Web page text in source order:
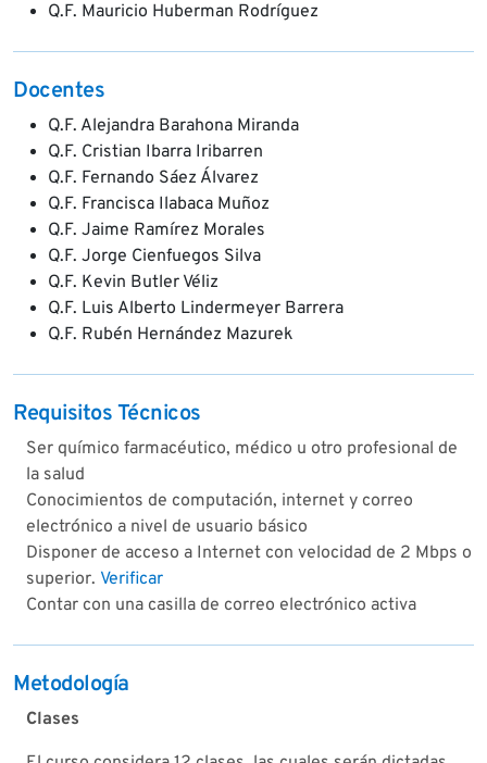
Q.F. Mauricio Huberman Rodríguez
Docentes
Q.F. Alejandra Barahona Miranda
Q.F. Cristian Ibarra Iribarren
Q.F. Fernando Sáez Álvarez
Q.F. Francisca Ilabaca Muñoz
Q.F. Jaime Ramírez Morales
Q.F. Jorge Cienfuegos Silva
Q.F. Kevin Butler Véliz
Q.F. Luis Alberto Lindermeyer Barrera
Q.F. Rubén Hernández Mazurek
Requisitos Técnicos
Ser químico farmacéutico, médico u otro profesional de
la salud
Conocimientos de computación, internet y correo
electrónico a nivel de usuario básico
Disponer de acceso a Internet con velocidad de 2 Mbps o
superior. Verificar
Contar con una casilla de correo electrónico activa
Metodología
Clases